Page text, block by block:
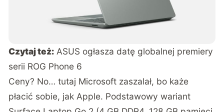
Czytaj też: ASUS ogłasza datę globalnej premiery
serii ROG Phone 6
Ceny? No… tutaj Microsoft zaszalał, bo każe
płacić sobie, jak Apple. Podstawowy wariant